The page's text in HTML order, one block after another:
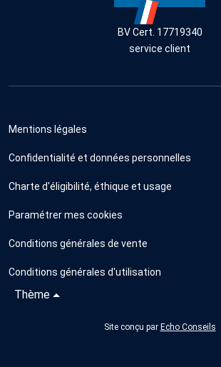
BV Cert. 17719340
service client
Mentions légales
Confidentialité et données personnelles
Charte d'éligibilité, éthique et usage
Paramétrer mes cookies
Conditions générales de vente
Conditions générales d'utilisation
Thème
Site conçu par Echo Conseils